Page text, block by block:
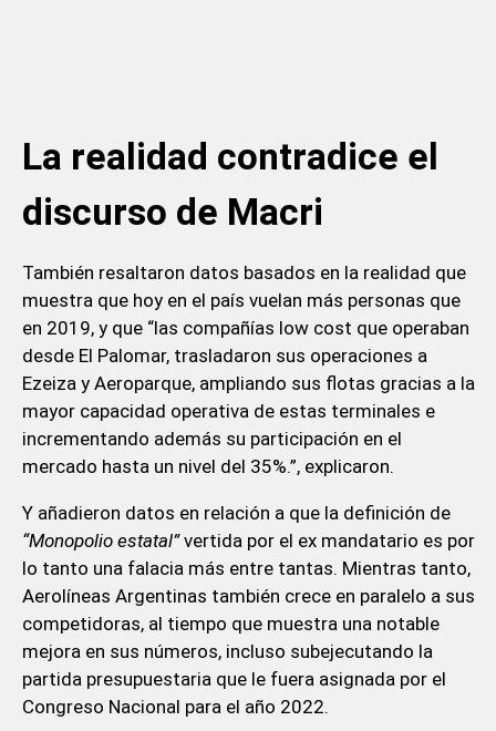
La realidad contradice el
discurso de Macri
También resaltaron datos basados en la realidad que
muestra que hoy en el país vuelan más personas que
en 2019, y que “las compañías low cost que operaban
desde El Palomar, trasladaron sus operaciones a
Ezeiza y Aeroparque, ampliando sus flotas gracias a la
mayor capacidad operativa de estas terminales e
incrementando además su participación en el
mercado hasta un nivel del 35%.”, explicaron.
Y añadieron datos en relación a que la definición de
“Monopolio estatal”vertida por el ex mandatario es por
lo tanto una falacia más entre tantas. Mientras tanto,
Aerolíneas Argentinas también crece en paralelo a sus
competidoras, al tiempo que muestra una notable
mejora en sus números, incluso subejecutando la
partida presupuestaria que le fuera asignada por el
Congreso Nacional para el año 2022.